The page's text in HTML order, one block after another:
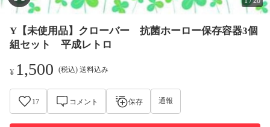
Y【未使用品】クローバー 抗菌ホーロー保存容器3個
組セット 平成レトロ
¥ 1,500 (税込) 送料込み
17 コメント 保存 通報